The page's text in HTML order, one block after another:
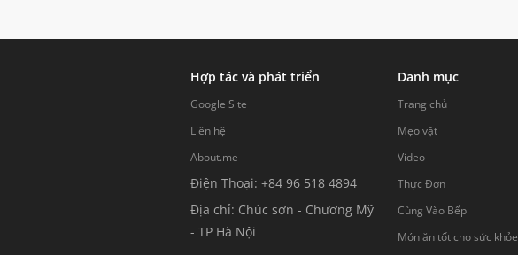
Hợp tác và phát triển
Google Site
Liên hệ
About.me
Điện Thoại: +84 96 518 4894
Địa chỉ: Chúc sơn - Chương Mỹ
- TP Hà Nội
Danh mục
Trang chủ
Mẹo vặt
Video
Thực Đơn
Cùng Vào Bếp
Món ăn tốt cho sức khỏe